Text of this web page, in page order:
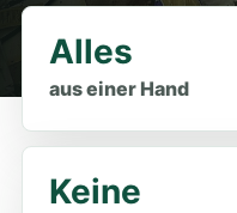
Alles
aus einer Hand
Keine